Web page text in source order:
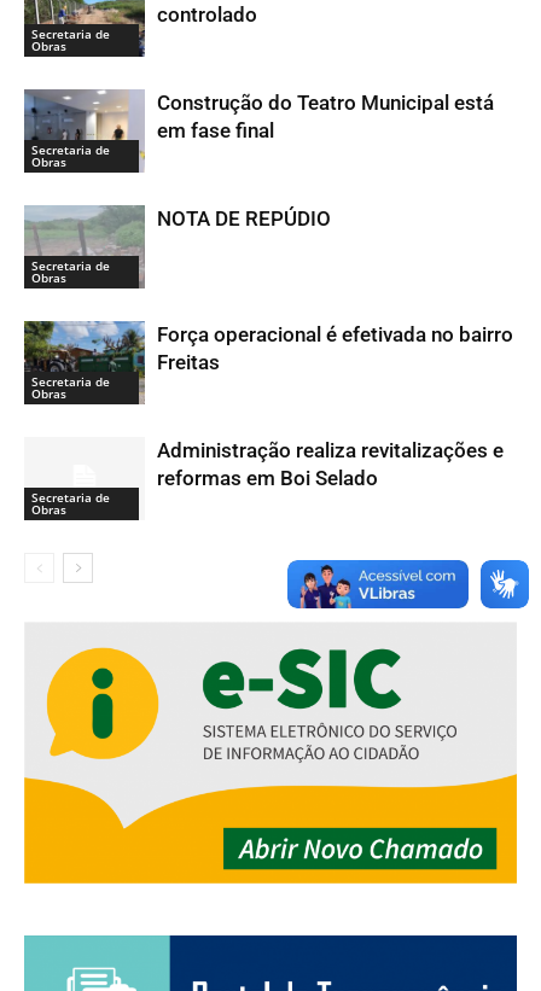
Secretaria de
Obras
controlado
Secretaria de
Obras
Construção do Teatro Municipal está
em fase final
Secretaria de
Obras
NOTA DE REPÚDIO
Secretaria de
Obras
Força operacional é efetivada no bairro
Freitas
Secretaria de
Obras
Administração realiza revitalizações e
reformas em Boi Selado